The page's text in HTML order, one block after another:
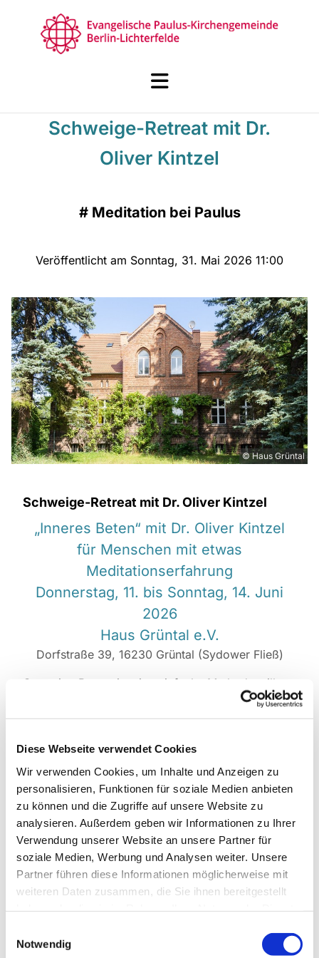
Diese Webseite verwendet Cookies
Wir verwenden Cookies, um Inhalte und Anzeigen zu
personalisieren, Funktionen für soziale Medien anbieten
zu können und die Zugriffe auf unsere Website zu
analysieren. Außerdem geben wir Informationen zu Ihrer
Verwendung unserer Website an unsere Partner für
soziale Medien, Werbung und Analysen weiter. Unsere
Partner führen diese Informationen möglicherweise mit
weiteren Daten zusammen, die Sie ihnen bereitgestellt
Notwendig
Schweige-Retreat mit Dr.
Oliver Kintzel
# Meditation bei Paulus
Veröffentlicht am Sonntag, 31. Mai 2026 11:00
© Haus Grüntal
Schweige-Retreat mit Dr. Oliver Kintzel
„Inneres Beten“ mit Dr. Oliver Kintzel
für Menschen mit etwas
Meditationserfahrung
Donnerstag, 11. bis Sonntag, 14. Juni
2026
Haus Grüntal e.V.
Dorfstraße 39, 16230 Grüntal (Sydower Fließ)
Centering Prayer ist eine einfache Methode stillen
Gebetes, um die Beziehung mit Gott zu vertiefen.
Eine Beziehung mit Gott zu pflegen, wird auch als
dass Gott uns näher ist als unser Atem, näher als
unser Bewusstsein. Wir üben das innere Gebet und
praktizieren unter anderem Centering Prayer (eine
Form des Herzensgebets, im Deutschen «Gebet
der Sammlung» genannt) und die Lectio Divina.
Die Tage finden im weitgehenden, aber nicht
durchgängig strengem Schweigen statt.
Aufgeteilt werden die
Kosten für Unterkunft und